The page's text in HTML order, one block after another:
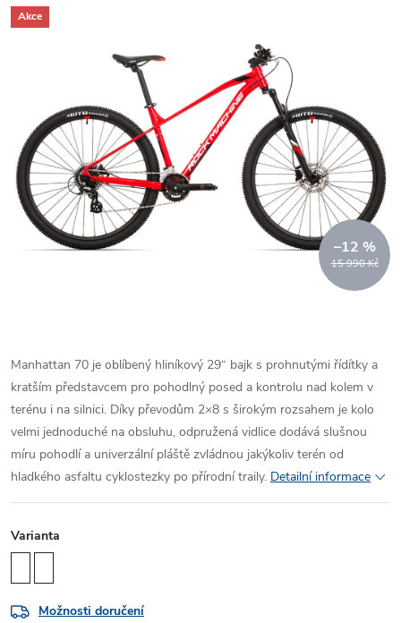
Akce
15 990 Kč
–12 %
Manhattan 70 je oblíbený hliníkový 29“ bajk s prohnutými řídítky a
kratším představcem pro pohodlný posed a kontrolu nad kolem v
terénu i na silnici. Díky převodům 2×8 s širokým rozsahem je kolo
velmi jednoduché na obsluhu, odpružená vidlice dodává slušnou
míru pohodlí a univerzální pláště zvládnou jakýkoliv terén od
hladkého asfaltu cyklostezky po přírodní traily. Detailní informace
Varianta
Možnosti doručení